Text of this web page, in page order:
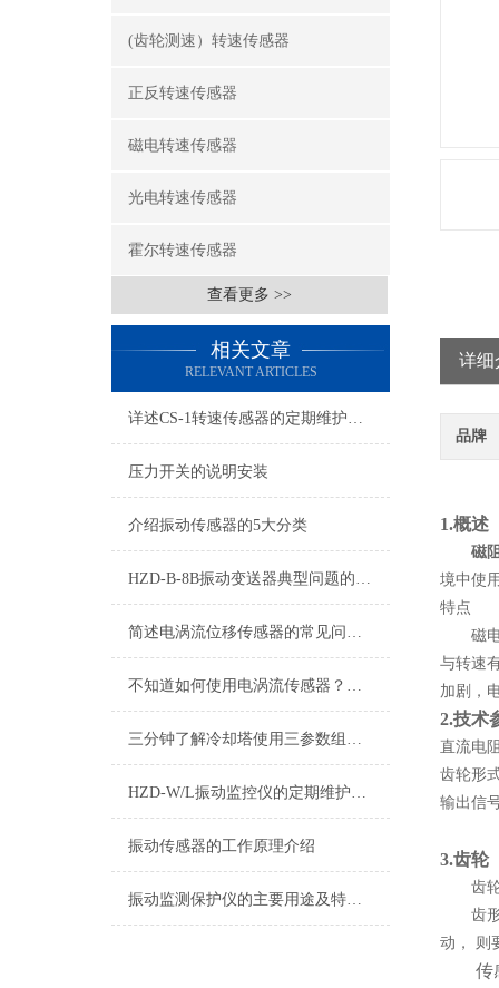
(齿轮测速）转速传感器
正反转速传感器
磁电转速传感器
光电转速传感器
霍尔转速传感器
查看更多 >>
相关文章
RELEVANT ARTICLES
详述CS-1转速传感器的定期维护保养规范方法
压力开关的说明安装
介绍振动传感器的5大分类
HZD-B-8B振动变送器典型问题的快速诊断与应对策略分享
简述电涡流位移传感器的常见问题相应解决方法
不知道如何使用电涡流传感器？进来看
三分钟了解冷却塔使用三参数组合探头
HZD-W/L振动监控仪的定期维护保养制度介绍
振动传感器的工作原理介绍
振动监测保护仪的主要用途及特点说明
详细
品牌
1.概述
磁
境中使
特点
磁
与转速
加剧，
2.技术
直流电
齿轮形
输出信
3.齿轮
齿
齿
动，
则
传